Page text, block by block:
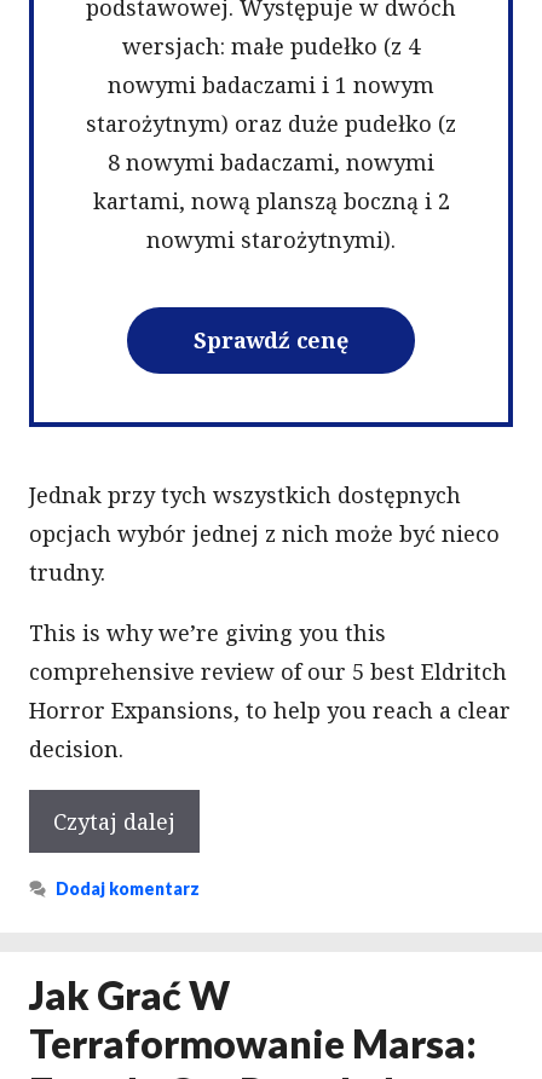
podstawowej. Występuje w dwóch
wersjach: małe pudełko (z 4
nowymi badaczami i 1 nowym
starożytnym) oraz duże pudełko (z
8 nowymi badaczami, nowymi
kartami, nową planszą boczną i 2
nowymi starożytnymi).
Sprawdź cenę
Jednak przy tych wszystkich dostępnych
opcjach wybór jednej z nich może być nieco
trudny.
This is why we’re giving you this
comprehensive review of our 5 best Eldritch
Horror Expansions, to help you reach a clear
decision.
Czytaj dalej
Dodaj komentarz
Jak Grać W
Terraformowanie Marsa: